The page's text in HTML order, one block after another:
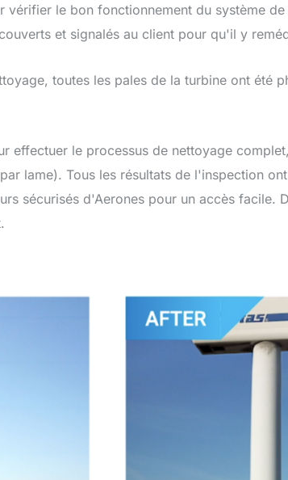
vérifier le bon fonctionnement du système
et signalés au client pour qu'il y
toutes les pales de la turbine ont été
effectuer le processus de nettoyage
lame). Tous les résultats de l'inspection
sécurisés d'Aerones pour un accès facile.